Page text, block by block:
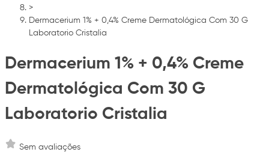
>
Dermacerium 1% + 0,4% Creme Dermatológica Com 30 G
Laboratorio Cristalia
Dermacerium 1% + 0,4% Creme
Dermatológica Com 30 G
Laboratorio Cristalia
Sem avaliações